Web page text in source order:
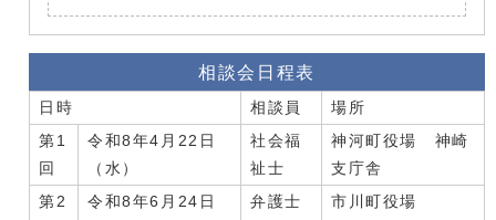
相談会日程表
日時 相談員
場所
第1
回
令和8年4月22日
（水）
社会福
祉士
神河町役場 神崎
支庁舎
第2
令和8年6月24日
弁護士 市川町役場